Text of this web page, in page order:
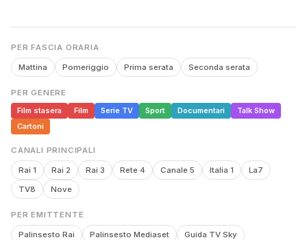
PER FASCIA ORARIA
Mattina Pomeriggio Prima serata Seconda serata
PER GENERE
Film stasera
Film Serie TV Sport Documentari
Talk Show
Cartoni
CANALI PRINCIPALI
Rai 1 Rai 2 Rai 3 Rete 4 Canale 5 Italia 1
La7
TV8
Nove
PER EMITTENTE
Palinsesto Rai Palinsesto Mediaset Guida TV Sky